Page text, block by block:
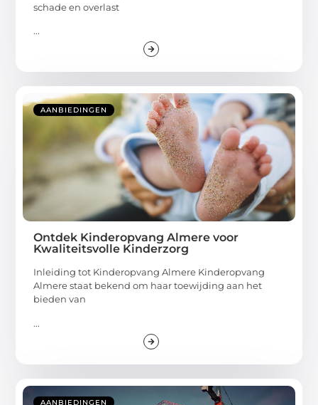
schade en overlast
...
AANBIEDINGEN
Ontdek Kinderopvang Almere voor
Kwaliteitsvolle Kinderzorg
Inleiding tot Kinderopvang Almere Kinderopvang
Almere staat bekend om haar toewijding aan het
bieden van
...
AANBIEDINGEN